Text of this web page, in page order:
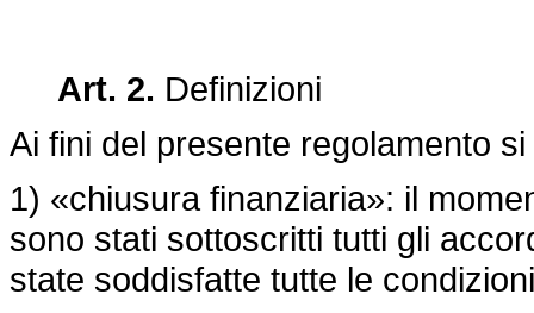
Art. 2. Definizioni
Ai fini del presente regolamento
1) «chiusura finanziaria»: il
sono stati sottoscritti tutti gli
state soddisfatte tutte le